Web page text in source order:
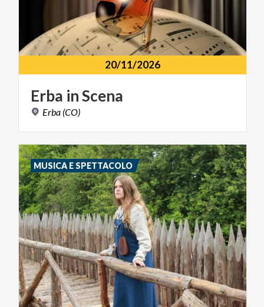
20/11/2026
Erba inScena
Erba (CO)
MUSICA E SPETTACOLO